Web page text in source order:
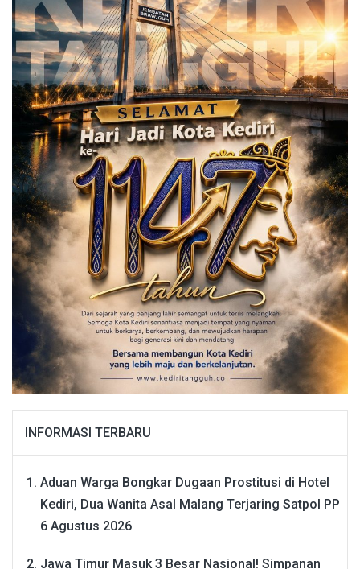
INFORMASI TERBARU
Aduan Warga Bongkar Dugaan Prostitusi di Hotel
Kediri, Dua Wanita Asal Malang Terjaring Satpol PP
6 Agustus 2026
Jawa Timur Masuk 3 Besar Nasional! Simpanan